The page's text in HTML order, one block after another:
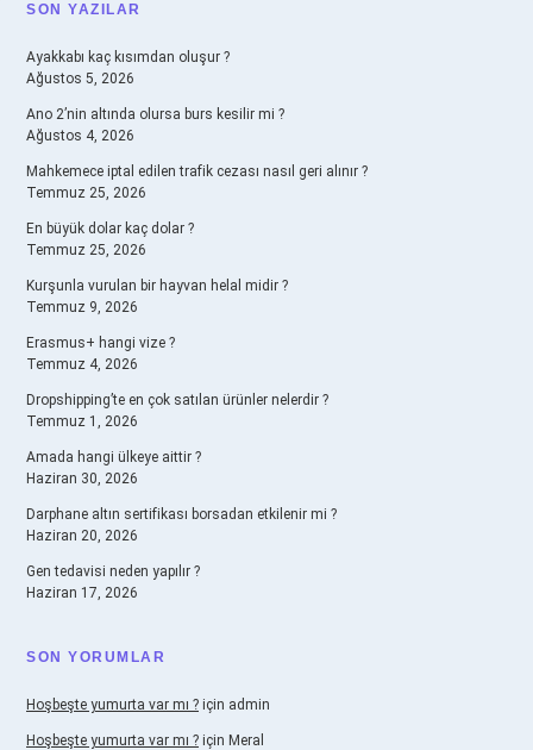
SIDEBAR
SON YAZILAR
Ayakkabı kaç kısımdan oluşur ?
Ağustos 5, 2026
Ano 2’nin altında olursa burs kesilir mi ?
Ağustos 4, 2026
Mahkemece iptal edilen trafik cezası nasıl geri alınır ?
Temmuz 25, 2026
En büyük dolar kaç dolar ?
Temmuz 25, 2026
Kurşunla vurulan bir hayvan helal midir ?
Temmuz 9, 2026
Erasmus+ hangi vize ?
Temmuz 4, 2026
Dropshipping’te en çok satılan ürünler nelerdir ?
Temmuz 1, 2026
Amada hangi ülkeye aittir ?
Haziran 30, 2026
Darphane altın sertifikası borsadan etkilenir mi ?
Haziran 20, 2026
Gen tedavisi neden yapılır ?
Haziran 17, 2026
SON YORUMLAR
Hoşbeşte yumurta var mı ? için admin
Hoşbeşte yumurta var mı ? için Meral